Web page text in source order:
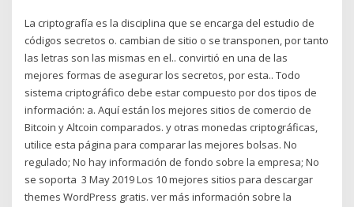
La criptografía es la disciplina que se encarga del estudio de
códigos secretos o. cambian de sitio o se transponen, por tanto
las letras son las mismas en el.. convirtió en una de las
mejores formas de asegurar los secretos, por esta.. Todo
sistema criptográfico debe estar compuesto por dos tipos de
información: a. Aquí están los mejores sitios de comercio de
Bitcoin y Altcoin comparados. y otras monedas criptográficas,
utilice esta página para comparar las mejores bolsas. No
regulado; No hay información de fondo sobre la empresa; No
se soporta 3 May 2019 Los 10 mejores sitios para descargar
themes WordPress gratis. ver más información sobre la